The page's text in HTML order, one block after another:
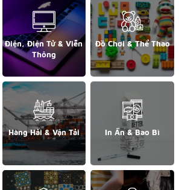
Điện, Điện Tử & Viễn
Thông
Đồ Chơi & Thể Thao
Hàng Hải & Vận Tải In Ấn & Bao Bì